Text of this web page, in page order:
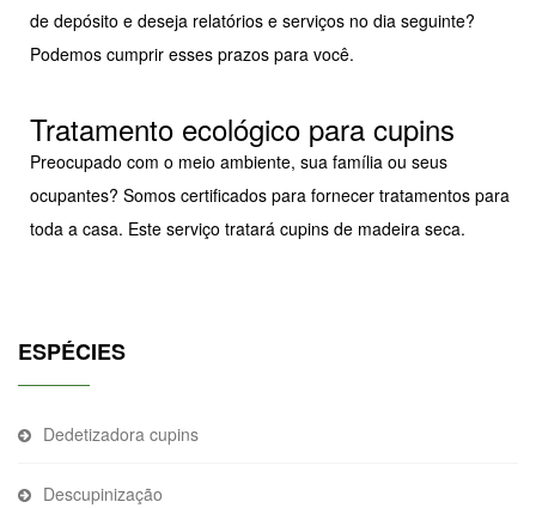
de depósito e deseja relatórios e serviços no dia seguinte?
Podemos cumprir esses prazos para você.
Tratamento ecológico para cupins
Preocupado com o meio ambiente, sua família ou seus
ocupantes? Somos certificados para fornecer tratamentos para
toda a casa. Este serviço tratará cupins de madeira seca.
ESPÉCIES
Dedetizadora cupins
Descupinização